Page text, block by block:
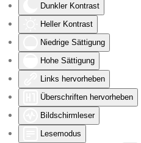
Dunkler Kontrast
Heller Kontrast
Niedrige Sättigung
Hohe Sättigung
Links hervorheben
Überschriften hervorheben
Bildschirmleser
Lesemodus